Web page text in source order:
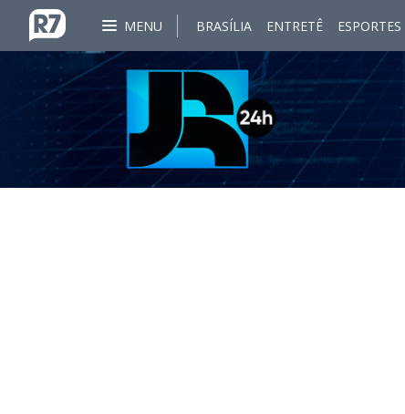
MENU BRASÍLIA ENTRETÊ ESPORTES